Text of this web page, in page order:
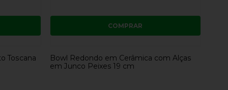
Toscana
Bowl Redondo em Cerâmica com Alças
em Junco Peixes 19 cm
COMPRAR